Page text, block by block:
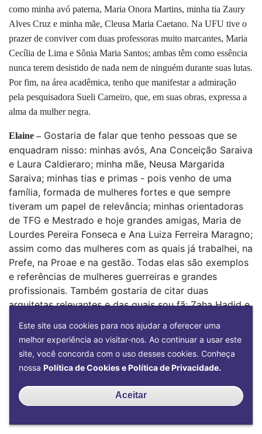
como minha avó paterna, Maria Onora Martins, minha tia Zaury
Alves Cruz e minha mãe, Cleusa Maria Caetano. Na UFU tive o
prazer de conviver com duas professoras muito marcantes, Maria
Cecília de Lima e Sônia Maria Santos; ambas têm como essência
nunca terem desistido de nada nem de ninguém durante suas lutas.
Por fim, na área acadêmica, tenho que manifestar a admiração
pela pesquisadora Sueli Carneiro, que, em suas obras, expressa a
alma da mulher negra.
Elaine –Gostaria de falar que tenho pessoas que se
enquadram nisso: minhas avós, Ana Conceição Saraiva
e Laura Caldieraro; minha mãe, Neusa Margarida
Saraiva; minhas tias e primas - pois venho de uma
família, formada de mulheres fortes e que sempre
tiveram um papel de relevância; minhas orientadoras
de TFG e Mestrado e hoje grandes amigas, Maria de
Lourdes Pereira Fonseca e Ana Luiza Ferreira Maragno;
assim como das mulheres com as quais já trabalhei, na
Prefe, na Proae e na gestão. Todas elas são exemplos
e referências de mulheres guerreiras e grandes
profissionais. Também gostaria de citar duas
arquitetas relevantes e das quais sou fã: Zaha Hadid e
arquiteta no circuito mundial e a segunda, por
apresentar a arquitetura também como uma função
social nas cidades, no qual me espelho, inclusive, no
meu papel atual de pró-reitora.
Este site usa cookies para nos ajudar a oferecer uma
melhor experiência ao visitar-nos. Ao continuar a usar este
site, você concorda com o uso desses cookies. Conheça
nossa Política de Cookies e Política de Privacidade.
Aceitar